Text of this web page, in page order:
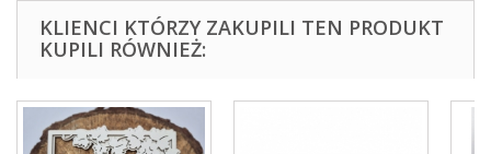
KLIENCI KTÓRZY ZAKUPILI TEN PRODUKT
KUPILI RÓWNIEŻ: